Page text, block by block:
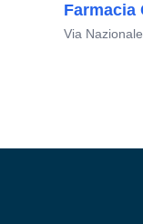
Farmacia
Via